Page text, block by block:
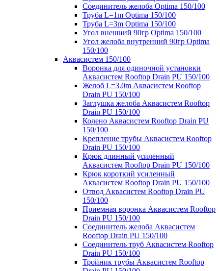
Соединитель желоба Optima 150/100
Труба L=1m Optima 150/100
Труба L=3m Optima 150/100
Угол внешний 90гр Optima 150/100
Угол желоба внутренний 90гр Optima
150/100
Аквасистем 150/100
Воронка для одиночной установки
Аквасистем Rooftop Drain PU 150/100
Желоб L=3.0m Аквасистем Rooftop
Drain PU 150/100
Заглушка желоба Аквасистем Rooftop
Drain PU 150/100
Колено Аквасистем Rooftop Drain PU
150/100
Крепление трубы Аквасистем Rooftop
Drain PU 150/100
Крюк длинный усиленный
Аквасистем Rooftop Drain PU 150/100
Крюк короткий усиленный
Аквасистем Rooftop Drain PU 150/100
Отвод Аквасистем Rooftop Drain PU
150/100
Приемная воронка Аквасистем Rooftop
Drain PU 150/100
Соединитель желоба Аквасистем
Rooftop Drain PU 150/100
Соединитель труб Аквасистем Rooftop
Drain PU 150/100
Тройник трубы Аквасистем Rooftop